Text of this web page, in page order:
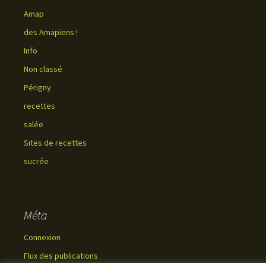
Amap
des Amapiens !
Info
Non classé
Périgny
recettes
salée
Sites de recettes
sucrée
Méta
Connexion
Flux des publications